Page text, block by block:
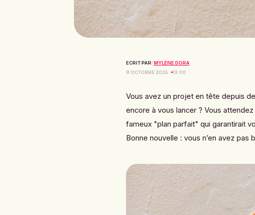
ECRIT PAR: MYLÈNE DORA
9 OCTOBRE 2025
13:00
Vous avez un projet en tête depuis
encore à vous lancer ? Vous
fameux "plan parfait" qui garantirait
Bonne nouvelle : vous n’en avez pas